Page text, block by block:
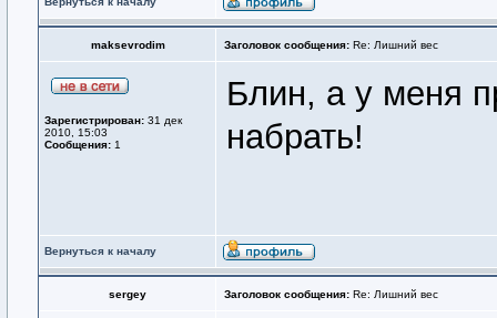
maksevrodim Заголовок сообщения: Re: Лишний вес
Зарегистрирован: 31 дек
2010, 15:03
Сообщения: 1
Блин, а у меня
набрать!
Вернуться к началу
sergey Заголовок сообщения: Re: Лишний вес